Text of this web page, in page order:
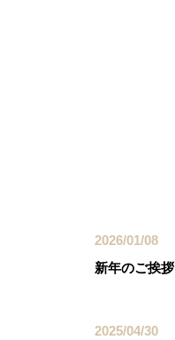
2026/01/08
新年のご挨拶
2025/04/30